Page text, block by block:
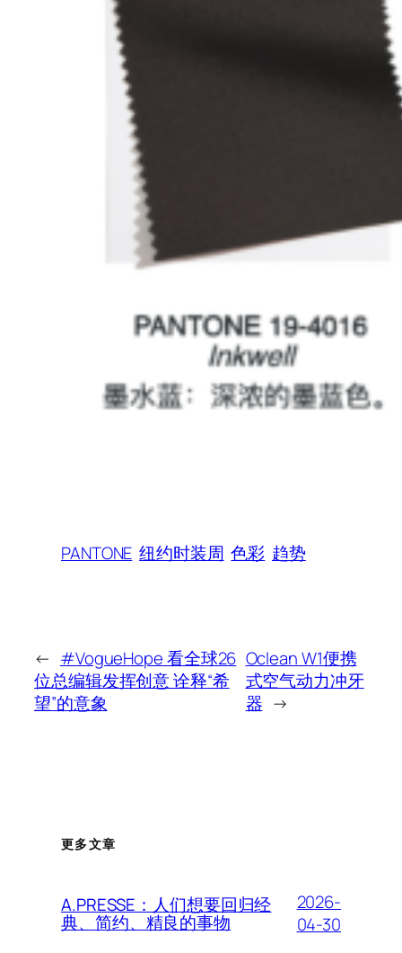
PANTONE 纽约时装周 色彩 趋势
← #VogueHope 看全球26
位总编辑发挥创意 诠释“希
望”的意象
Oclean W1便携
式空气动力冲牙
器 →
更多文章
A.PRESSE：人们想要回归经
典、简约、精良的事物
2026-
04-30